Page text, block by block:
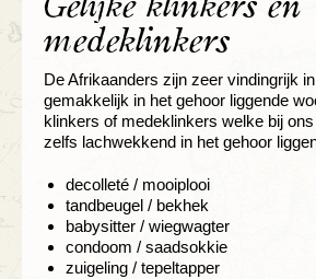
medeklinkers
De Afrikaanders zijn zeer vindingrijk
gemakkelijk in het gehoor liggende
klinkers of medeklinkers welke bij
zelfs lachwekkend in het gehoor
decolleté / mooiplooi
tandbeugel / bekhek
babysitter / wiegwagter
condoom / saadsokkie
zuigeling / tepeltapper